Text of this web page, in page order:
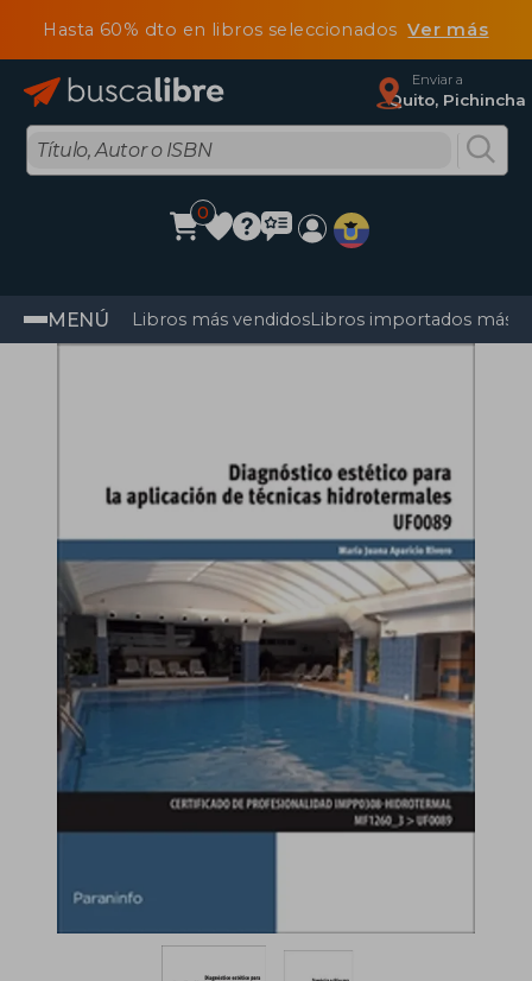
Hasta 60% dto en libros seleccionadosVer más
Enviar a
Quito, Pichincha
0
MENÚ Libros más vendidosLibros importados más